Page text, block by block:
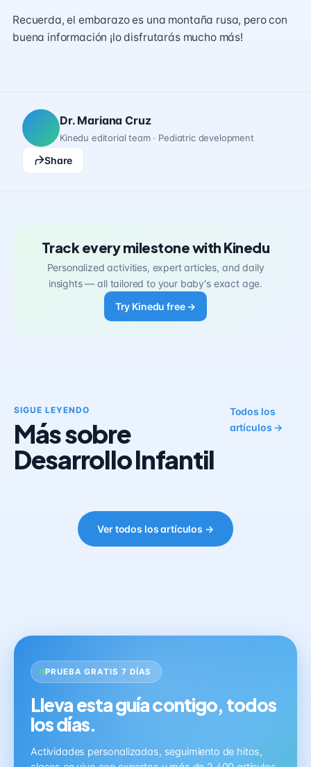
Recuerda, el embarazo es una montaña rusa, pero con
buena información ¡lo disfrutarás mucho más!
Dr. Mariana Cruz
Kinedu editorial team · Pediatric development
Share
Track every milestone with Kinedu
Personalized activities, expert articles, and daily
insights — all tailored to your baby's exact age.
Try Kinedu free →
SIGUE LEYENDO
Más sobre
Desarrollo Infantil
Todos los
artículos →
Ver todos los artículos →
PRUEBA GRATIS 7 DÍAS
Lleva esta guía contigo, todos
los días.
Actividades personalizadas, seguimiento de hitos,